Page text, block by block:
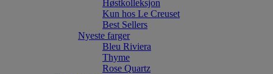
Høstkolleksjon
Kun hos Le Creuset
Best Sellers
Nyeste farger
Bleu Riviera
Thyme
Rose Quartz